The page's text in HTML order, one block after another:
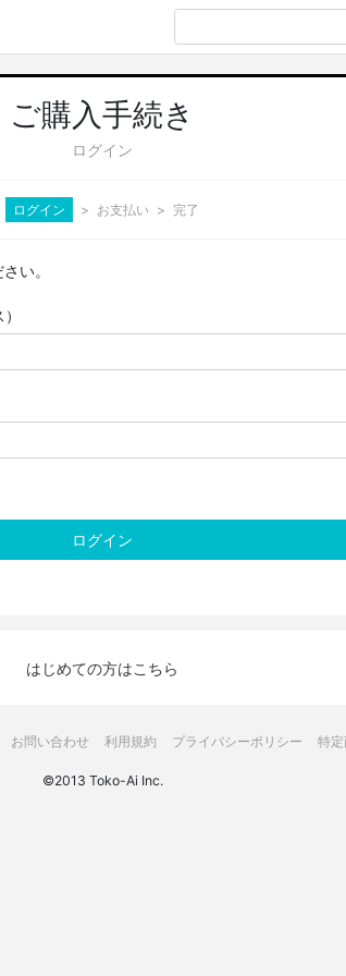
ご購入手続き
ログイン
ログイン お支払い 完了
い。
はじめての方はこちら
お問い合わせ 利用規約 プライバシーポリシー 特
©2013 Toko-Ai Inc.